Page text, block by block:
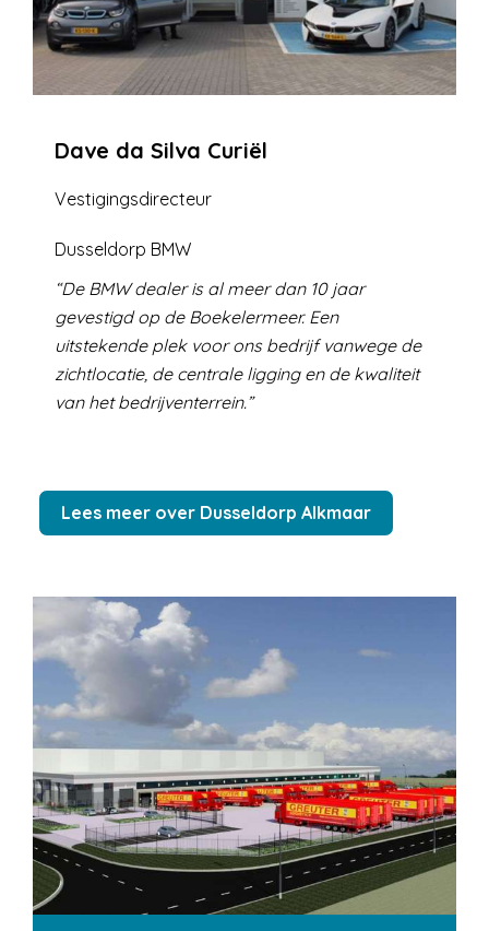
Dave da Silva Curiël
Vestigingsdirecteur
Dusseldorp BMW
De BMW dealer is al meer dan 10 jaar
gevestigd op de Boekelermeer. Een
uitstekende plek voor ons bedrijf vanwege de
zichtlocatie, de centrale ligging en de kwaliteit
van het bedrijventerrein.
Lees meer over Dusseldorp Alkmaar